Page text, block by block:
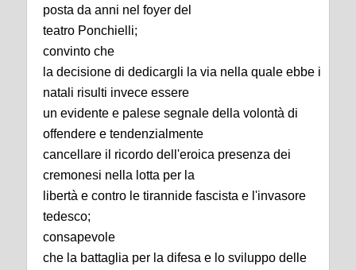
posta da anni nel foyer del
teatro Ponchielli;
convinto che
la decisione di dedicargli la via nella quale ebbe i
natali risulti invece essere
un evidente e palese segnale della volontà di
offendere e tendenzialmente
cancellare il ricordo dell'eroica presenza dei
cremonesi nella lotta per la
libertà e contro le tirannide fascista e l'invasore
tedesco;
consapevole
che la battaglia per la difesa e lo sviluppo delle